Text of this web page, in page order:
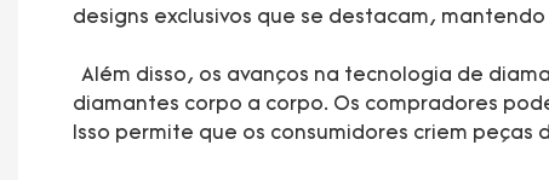
designs exclusivos que se destacam,
Além disso, os avanços na tecnologia de
diamantes corpo a corpo. Os compradores
Isso permite que os consumidores criem